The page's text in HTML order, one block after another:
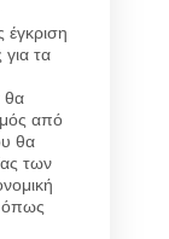
τα
θα
από
θα
των
όπως